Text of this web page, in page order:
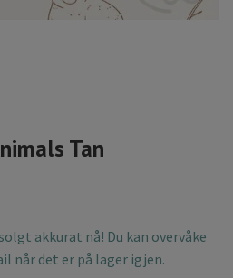
Tan
akkurat nå! Du kan overvåke
når det er på lager igjen.